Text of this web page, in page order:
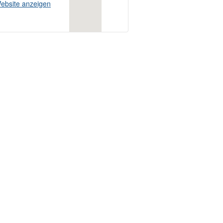
anzeigen